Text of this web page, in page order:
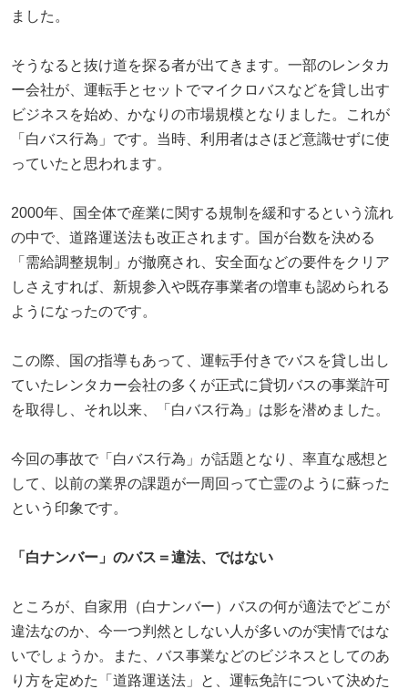
ました。
そうなると抜け道を探る者が出てきます。一部のレンタカ
ー会社が、運転手とセットでマイクロバスなどを貸し出す
ビジネスを始め、かなりの市場規模となりました。これが
「白バス行為」です。当時、利用者はさほど意識せずに使
っていたと思われます。
2000年、国全体で産業に関する規制を緩和するという流れ
の中で、道路運送法も改正されます。国が台数を決める
「需給調整規制」が撤廃され、安全面などの要件をクリア
しさえすれば、新規参入や既存事業者の増車も認められる
ようになったのです。
この際、国の指導もあって、運転手付きでバスを貸し出し
ていたレンタカー会社の多くが正式に貸切バスの事業許可
を取得し、それ以来、「白バス行為」は影を潜めました。
今回の事故で「白バス行為」が話題となり、率直な感想と
して、以前の業界の課題が一周回って亡霊のように蘇った
という印象です。
「白ナンバー」のバス＝違法、ではない
ところが、自家用（白ナンバー）バスの何が適法でどこが
違法なのか、今一つ判然としない人が多いのが実情ではな
いでしょうか。また、バス事業などのビジネスとしてのあ
り方を定めた「道路運送法」と、運転免許について決めた